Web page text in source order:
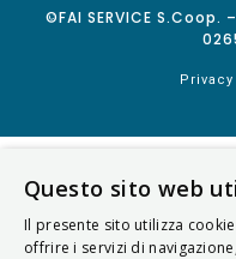
©FAI SERVICE S.Coop.
Questo sito web
Il presente sito utilizza
offrire i servizi di